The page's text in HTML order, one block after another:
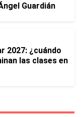
Guardián
2027: ¿cuándo
las clases en